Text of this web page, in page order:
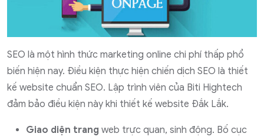
SEO là một hình thức marketing online chi phí thấp phổ
biến hiện nay. Điều kiện thực hiện chiến dịch SEO là thiết
kế website chuẩn SEO. Lập trình viên của Biti Hightech
đảm bảo điều kiện này khi thiết kế website Đắk Lắk.
Giao diện trang web trực quan, sinh động. Bố cục